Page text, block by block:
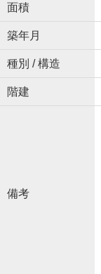
面積
築年月
種別 / 構造
階建
備考